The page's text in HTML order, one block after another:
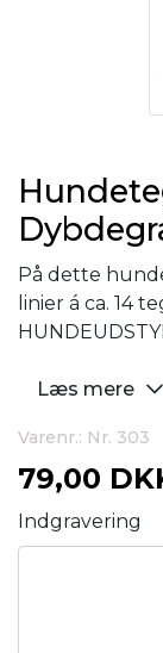
På dette
linier á ca. 14
Læs mere
Varenr.: Nr. 303
79,00
Indgravering